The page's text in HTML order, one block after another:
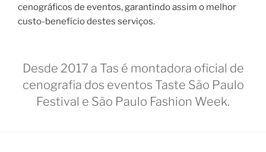
cenográficos de eventos, garantindo assim o melhor
custo-benefício destes serviços.
Desde 2017 a Tas é montadora oficial de
cenografia dos eventos Taste São Paulo
Festival e São Paulo Fashion Week.